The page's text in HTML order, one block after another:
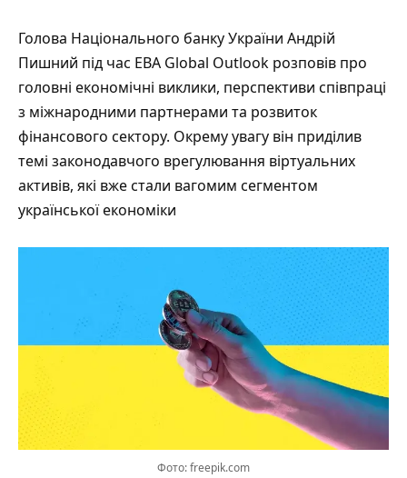
Голова Національного банку України Андрій
Пишний під час EBA Global Outlook розповів про
головні економічні виклики, перспективи співпраці
з міжнародними партнерами та розвиток
фінансового сектору. Окрему увагу він приділив
темі законодавчого врегулювання віртуальних
активів, які вже стали вагомим сегментом
української економіки
Фото: freepik.com